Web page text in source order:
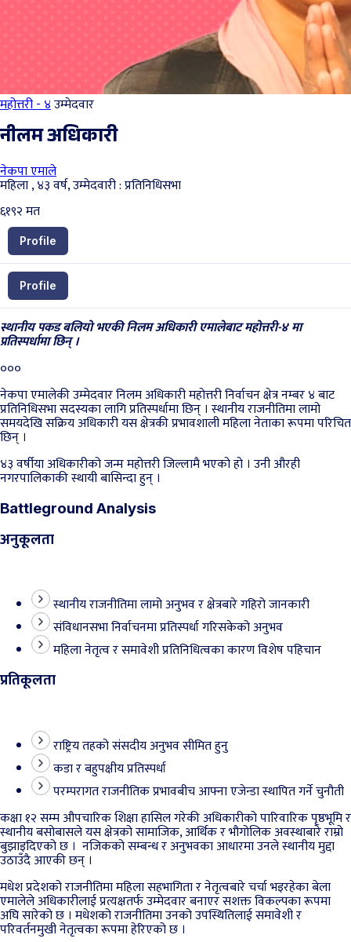
महोत्तरी - ४उम्मेदवार
नीलम अधिकारी
नेकपा एमाले
महिला , ४३ वर्ष, उम्मेदवारी : प्रतिनिधिसभा
६१९२मत
Profile
Profile
स्थानीय पकड बलियो भएकी निलम अधिकारी एमालेबाट महोत्तरी-४ मा
प्रतिस्पर्धामा छिन् ।
०००
नेकपा एमालेकी उम्मेदवार निलम अधिकारी महोत्तरी निर्वाचन क्षेत्र नम्बर ४ बाट
प्रतिनिधिसभा सदस्यका लागि प्रतिस्पर्धामा छिन् । स्थानीय राजनीतिमा लामो
समयदेखि सक्रिय अधिकारी यस क्षेत्रकी प्रभावशाली महिला नेताका रूपमा परिचित
छिन् ।
४३ वर्षीया अधिकारीको जन्म महोत्तरी जिल्लामै भएको हो । उनी औरही
नगरपालिकाकी स्थायी बासिन्दा हुन् ।
Battleground Analysis
अनुकूलता
स्थानीय राजनीतिमा लामो अनुभव र क्षेत्रबारे गहिरो जानकारी
संविधानसभा निर्वाचनमा प्रतिस्पर्धा गरिसकेको अनुभव
महिला नेतृत्व र समावेशी प्रतिनिधित्वका कारण विशेष पहिचान
प्रतिकूलता
राष्ट्रिय तहको संसदीय अनुभव सीमित हुनु
कडा र बहुपक्षीय प्रतिस्पर्धा
परम्परागत राजनीतिक प्रभावबीच आफ्ना एजेन्डा स्थापित गर्ने चुनौती
कक्षा १२ सम्म औपचारिक शिक्षा हासिल गरेकी अधिकारीको पारिवारिक पृष्ठभूमि र
स्थानीय बसोबासले यस क्षेत्रको सामाजिक, आर्थिक र भौगोलिक अवस्थाबारे राम्रो
बुझाइदिएको छ । नजिकको सम्बन्ध र अनुभवका आधारमा उनले स्थानीय मुद्दा
उठाउँदै आएकी छन् ।
मधेश प्रदेशको राजनीतिमा महिला सहभागिता र नेतृत्वबारे चर्चा भइरहेका बेला
एमालेले अधिकारीलाई प्रत्यक्षतर्फ उम्मेदवार बनाएर सशक्त विकल्पका रूपमा
अघि सारेको छ । मधेशको राजनीतिमा उनको उपस्थितिलाई समावेशी र
परिवर्तनमुखी नेतृत्वका रूपमा हेरिएको छ ।